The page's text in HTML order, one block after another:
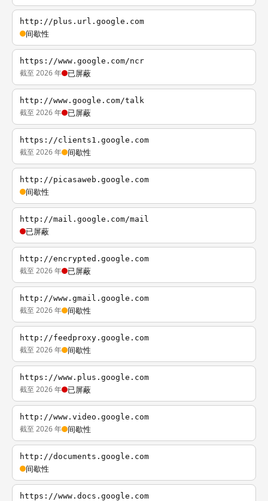
http://plus.url.google.com
间歇性
https://www.google.com/ncr
截至 2026 年 已屏蔽
http://www.google.com/talk
截至 2026 年 已屏蔽
https://clients1.google.com
截至 2026 年 间歇性
http://picasaweb.google.com
间歇性
http://mail.google.com/mail
已屏蔽
http://encrypted.google.com
截至 2026 年 已屏蔽
http://www.gmail.google.com
截至 2026 年 间歇性
http://feedproxy.google.com
截至 2026 年 间歇性
https://www.plus.google.com
截至 2026 年 已屏蔽
http://www.video.google.com
截至 2026 年 间歇性
http://documents.google.com
间歇性
https://www.docs.google.com